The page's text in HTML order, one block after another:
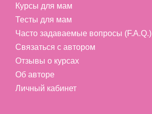
Курсы для мам
Тесты для мам
Часто задаваемые вопросы (F.A.Q.)
Связаться с автором
Отзывы о курсах
Об авторе
Личный кабинет